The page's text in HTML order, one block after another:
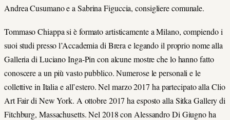
Andrea Cusumano e a Sabrina Figuccia, consigliere comunale.
Tommaso Chiappa si è formato artisticamente a Milano, compiendo i
suoi studi presso l’Accademia di Brera e legando il proprio nome alla
Galleria di Luciano Inga-Pin con alcune mostre che lo hanno fatto
conoscere a un più vasto pubblico. Numerose le personali e le
collettive in Italia e all’estero. Nel marzo 2017 ha partecipato alla Clio
Art Fair di New York. A ottobre 2017 ha esposto alla Sitka Gallery di
Fitchburg, Massachusetts. Nel 2018 con Alessandro Di Giugno ha